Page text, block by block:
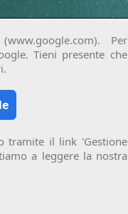
Per
Tieni presente che
tramite il link 'Gestione
a leggere la nostra